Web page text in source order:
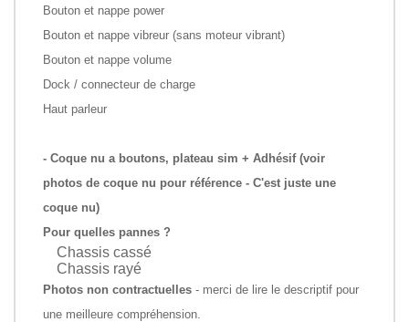
Bouton et nappe power
Bouton et nappe vibreur (sans moteur vibrant)
Bouton et nappe volume
Dock / connecteur de charge
Haut parleur
- Coque nu a boutons, plateau sim + Adhésif (voir
photos de coque nu pour référence - C'est juste une
coque nu)
Pour quelles pannes ?
Chassis cassé
Chassis rayé
Photos non contractuelles - merci de lire le descriptif pour
une meilleure compréhension.